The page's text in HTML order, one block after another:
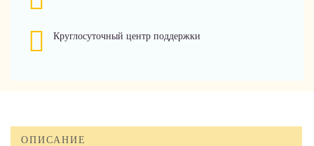
Круглосуточный центр поддержки
ОПИСАНИЕ